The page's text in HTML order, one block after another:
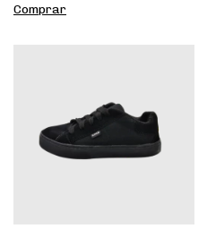
Comprar